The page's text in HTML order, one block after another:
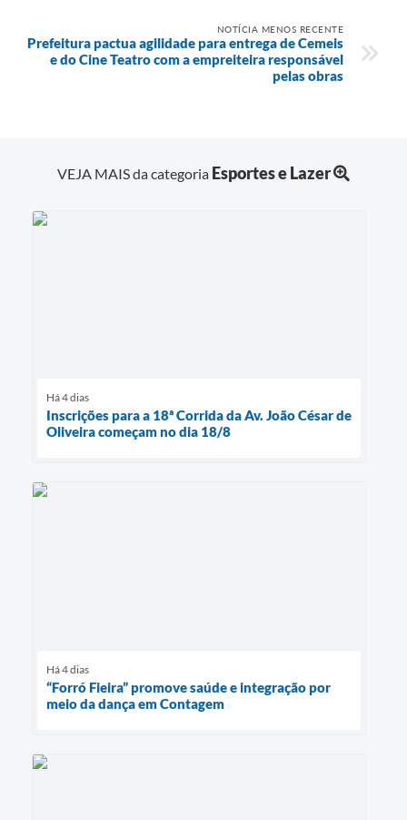
NOTÍCIA MENOS RECENTE
Prefeitura pactua agilidade para entrega de Cemeis
e do Cine Teatro com a empreiteira responsável
pelas obras
VEJA MAIS da categoria Esportes e Lazer
Há 4 dias
Inscrições para a 18ª Corrida da Av. João César de
Oliveira começam no dia 18/8
Há 4 dias
“Forró Fieira” promove saúde e integração por
meio da dança em Contagem